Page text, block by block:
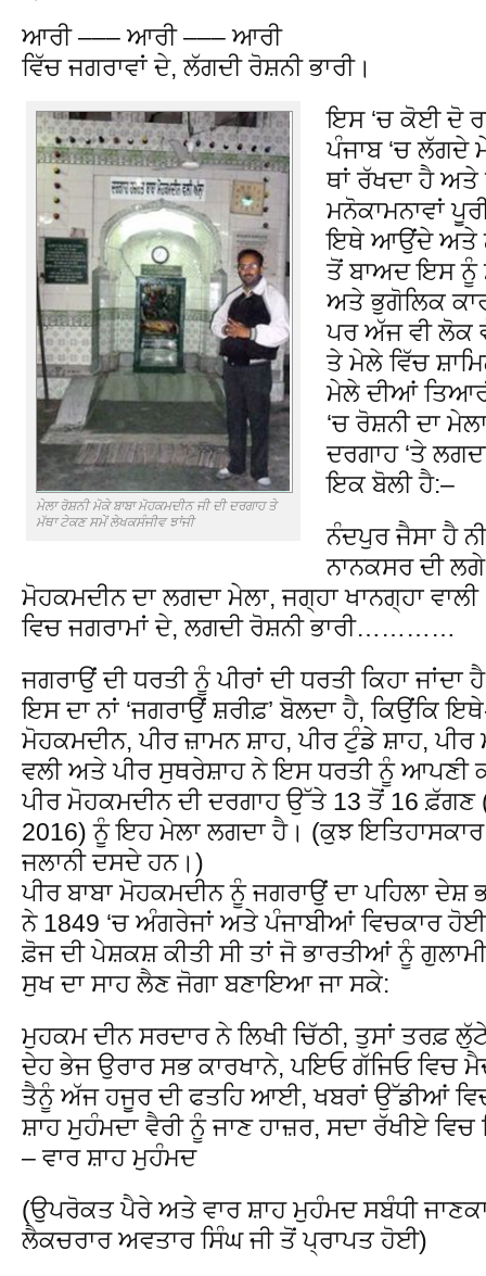
ਆਰੀ ––– ਆਰੀ ––– ਆਰੀ
ਵਿੱਚ ਜਗਰਾਵਾਂ ਦੇ, ਲੱਗਦੀ ਰੋਸ਼ਨੀ ਭਾਰੀ।
ਮੇਲਾ ਰੋਸ਼ਨੀ ਮੋਕੇ ਬਾਬਾ ਮੋਹਕਮਦੀਨ ਜੀ ਦੀ ਦਰਗਾਹ ਤੇ
ਮੱਥਾ ਟੇਕਣ ਸਮੇਂ ਲੇਖਕਸੰਜੀਵ ਝਾਂਜੀ
ਇਸ ‘ਚ ਕੋਈ ਦੋ
ਪੰਜਾਬ ‘ਚ ਲੱਗਦੇ
ਥਾਂ ਰੱਖਦਾ ਹੈ
ਮਨੋਕਾਮਨਾਵਾਂ
ਇਥੇ ਆਉਂਦੇ ਅਤੇ
ਤੋਂ ਬਾਅਦ ਇਸ ਨੂੰ
ਅਤੇ ਭੁਗੋਲਿਕ
ਪਰ ਅੱਜ ਵੀ ਲੋਕ
ਤੇ ਮੇਲੇ ਵਿੱਚ
ਮੇਲੇ ਦੀਆਂ
‘ਚ ਰੋਸ਼ਨੀ ਦਾ
ਦਰਗਾਹ ‘ਤੇ
ਇਕ ਬੋਲੀ ਹੈ:–
ਨੰਦਪੁਰ ਜੈਸਾ ਹੈ
ਨਾਨਕਸਰ ਦੀ
ਮੋਹਕਮਦੀਨ ਦਾ ਲਗਦਾ ਮੇਲਾ, ਜਗ੍ਹਾ ਖਾਨਗ੍ਹਾ ਵਾਲੀ
ਵਿਚ ਜਗਰਾਮਾਂ ਦੇ, ਲਗਦੀ ਰੋਸ਼ਨੀ ਭਾਰੀ…………
ਜਗਰਾਉਂ ਦੀ ਧਰਤੀ ਨੂੰ ਪੀਰਾਂ ਦੀ ਧਰਤੀ ਕਿਹਾ
ਇਸ ਦਾ ਨਾਂ ‘ਜਗਰਾਉਂ ਸ਼ਰੀਫ਼’ ਬੋਲਦਾ ਹੈ, ਕਿਉਂਕਿ
ਮੋਹਕਮਦੀਨ, ਪੀਰ ਜ਼ਾਮਨ ਸ਼ਾਹ, ਪੀਰ ਟੁੰਡੇ ਸ਼ਾਹ, ਪੀਰ
ਵਲੀ ਅਤੇ ਪੀਰ ਸੁਥਰੇਸ਼ਾਹ ਨੇ ਇਸ ਧਰਤੀ ਨੂੰ ਆਪਣੀ
ਪੀਰ ਮੋਹਕਮਦੀਨ ਦੀ ਦਰਗਾਹ ਉੱਤੇ 13 ਤੋਂ 16 ਫ਼ੱਗਣ
2016) ਨੂੰ ਇਹ ਮੇਲਾ ਲਗਦਾ ਹੈ। (ਕੁਝ ਇਤਿਹਾਸਕਾਰ
ਜਲਾਨੀ ਦਸਦੇ ਹਨ।)
ਪੀਰ ਬਾਬਾ ਮੋਹਕਮਦੀਨ ਨੂੰ ਜਗਰਾਉਂ ਦਾ ਪਹਿਲਾ
ਨੇ 1849 ‘ਚ ਅੰਗਰੇਜਾਂ ਅਤੇ ਪੰਜਾਬੀਆਂ ਵਿਚਕਾਰ
ਫ਼ੋਜ ਦੀ ਪੇਸ਼ਕਸ਼ ਕੀਤੀ ਸੀ ਤਾਂ ਜੋ ਭਾਰਤੀਆਂ ਨੂੰ
ਸੁਖ ਦਾ ਸਾਹ ਲੈਣ ਜੋਗਾ ਬਣਾਇਆ ਜਾ ਸਕੇ:
ਮੁਹਕਮ ਦੀਨ ਸਰਦਾਰ ਨੇ ਲਿਖੀ ਚਿੱਠੀ, ਤੁਸਾਂ ਤਰਫ਼
ਦੇਹ ਭੇਜ ਉਰਾਰ ਸਭ ਕਾਰਖਾਨੇ, ਪਇਓ ਗੱਜਿਓ ਵਿਚ
ਤੈਨੂੰ ਅੱਜ ਹਜੂਰ ਦੀ ਫਤਹਿ ਆਈ, ਖਬਰਾਂ ਉੱਡੀਆਂ
ਸ਼ਾਹ ਮੁਹੰਮਦਾ ਵੈਰੀ ਨੂੰ ਜਾਣ ਹਾਜ਼ਰ, ਸਦਾ ਰੱਖੀਏ
– ਵਾਰ ਸ਼ਾਹ ਮੁਹੰਮਦ
(ਉਪਰੋਕਤ ਪੈਰੇ ਅਤੇ ਵਾਰ ਸ਼ਾਹ ਮੁਹੰਮਦ ਸਬੰਧੀ
ਲੈਕਚਰਾਰ ਅਵਤਾਰ ਸਿੰਘ ਜੀ ਤੋਂ ਪ੍ਰਾਪਤ ਹੋਈ)